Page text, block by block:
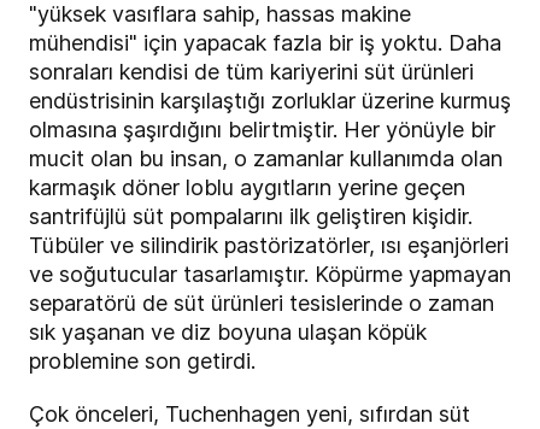
"yüksek vasıflara sahip, hassas makine
mühendisi" için yapacak fazla bir iş yoktu. Daha
sonraları kendisi de tüm kariyerini süt ürünleri
endüstrisinin karşılaştığı zorluklar üzerine kurmuş
olmasına şaşırdığını belirtmiştir. Her yönüyle bir
mucit olan bu insan, o zamanlar kullanımda olan
karmaşık döner loblu aygıtların yerine geçen
santrifüjlü süt pompalarını ilk geliştiren kişidir.
Tübüler ve silindirik pastörizatörler, ısı eşanjörleri
ve soğutucular tasarlamıştır. Köpürme yapmayan
separatörü de süt ürünleri tesislerinde o zaman
sık yaşanan ve diz boyuna ulaşan köpük
problemine son getirdi.
Çok önceleri, Tuchenhagen yeni, sıfırdan süt